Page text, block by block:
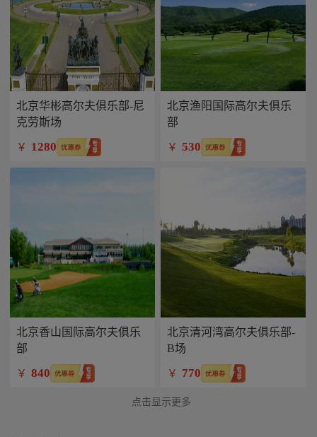
北京华彬高尔夫俱乐部-尼
克劳斯场
￥ 1280
北京渔阳国际高尔夫俱乐
部
￥ 530
北京香山国际高尔夫俱乐
部
￥ 840
北京清河湾高尔夫俱乐部-
B场
￥ 770
点击显示更多